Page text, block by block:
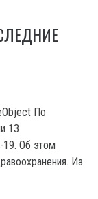
По
13
19. Об этом
Из